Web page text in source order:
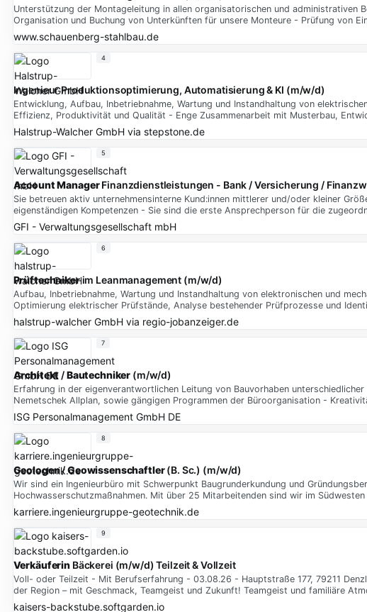
Unterstützung der Montageleitung in allen organisatorischen und administrativen
Organisation und Buchung von Unterkünften für unsere Monteure - Prüfung von
www.schauenberg-stahlbau.de
Ingenieur Produktionsoptimierung, Automatisierung & KI (m/w/d)
Entwicklung, Aufbau, Inbetriebnahme, Wartung und Instandhaltung von
Effizienz, Produktivität und Qualität - Enge Zusammenarbeit mit Musterbau,
Halstrup-Walcher GmbHvia stepstone.de
4
Account ManagerFinanzdienstleistungen - Bank / Versicherung /
Sie betreuen aktiv unternehmensinterne Kund:innen mittlerer und/oder kleiner
eigenständigen Kompetenzen - Sie sind die erste Ansprechperson für die
GFI - Verwaltungsgesellschaft mbH
5
Prüftechnikerim Leanmanagement (m/w/d)
Aufbau, Inbetriebnahme, Wartung und Instandhaltung von elektronischen und
Optimierung elektrischer Prüfstände, Analyse bestehender Prüfprozesse und
halstrup-walcher GmbHvia regio-jobanzeiger.de
6
Architekt /Bautechniker (m/w/d)
Erfahrung in der eigenverantwortlichen Leitung von Bauvorhaben
Nemetschek Allplan, sowie gängigen Programmen der Büroorganisation -
ISG Personalmanagement GmbH DE
7
Geologen/Geowissenschaftler(B. Sc.) (m/w/d)
Wir sind ein Ingenieurbüro mit Schwerpunkt Baugrunderkundung und
Hochwasserschutzmaßnahmen. Mit über 25 Mitarbeitenden sind wir im
karriere.ingenieurgruppe-geotechnik.de
8
VerkäuferinBäckerei (m/w/d) Teilzeit & Vollzeit
Voll- oder Teilzeit - Mit Berufserfahrung - 03.08.26 - Hauptstraße 177, 79211
der Region – mit Geschmack, Teamgeist und Zukunft! Teamgeist und familiäre
kaisers-backstube.softgarden.io
9